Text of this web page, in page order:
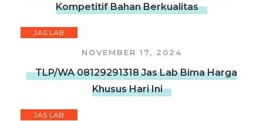
Kompetitif Bahan Berkualitas
JAS LAB
NOVEMBER 17, 2024
TLP/WA 08129291318 Jas Lab Bima Harga
Khusus Hari Ini
JAS LAB